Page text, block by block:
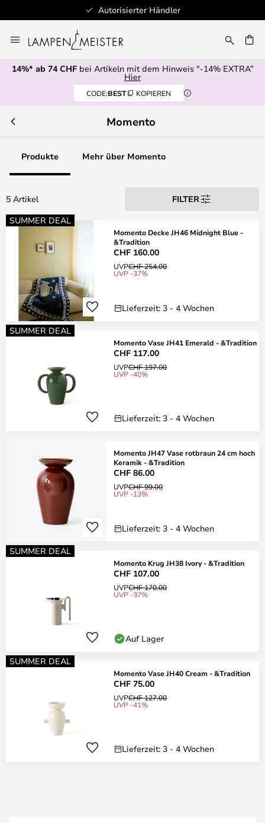
Autorisierter Händler
Inhalt
springen
14%* ab 74 CHFbei Artikeln mit dem Hinweis "-14% EXTRA”
Hier
CODE:BEST KOPIEREN
Momento
Produkte Mehr über Momento
5 Artikel
FILTER
SUMMER DEAL
Momento Decke JH46 Midnight Blue -
&Tradition
CHF 160.00
UVPCHF 254.00
UVP -37%
Lieferzeit: 3 - 4 Wochen
SUMMER DEAL
Momento Vase JH41 Emerald - &Tradition
CHF 117.00
UVPCHF 197.00
UVP -40%
Lieferzeit: 3 - 4 Wochen
Momento JH47 Vase rotbraun 24 cm hoch
Keramik - &Tradition
CHF 86.00
UVPCHF 99.00
UVP -13%
Lieferzeit: 3 - 4 Wochen
SUMMER DEAL
Momento Krug JH38 Ivory - &Tradition
CHF 107.00
UVPCHF 170.00
UVP -37%
Auf Lager
SUMMER DEAL
Momento Vase JH40 Cream - &Tradition
CHF 75.00
UVPCHF 127.00
UVP -41%
Lieferzeit: 3 - 4 Wochen